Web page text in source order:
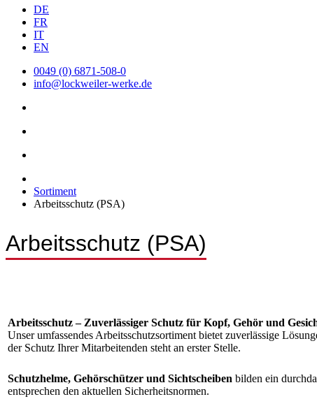
DE
FR
IT
EN
0049 (0) 6871-508-0
info@lockweiler-werke.de
Sortiment
Arbeitsschutz (PSA)
Arbeitsschutz (PSA)
Arbeitsschutz – Zuverlässiger Schutz für Kopf, Gehör und
Unser umfassendes Arbeitsschutzsortiment bietet zuverlässige
der Schutz Ihrer Mitarbeitenden steht an erster Stelle.
Schutzhelme, Gehörschützer und Sichtscheiben bilden ein
entsprechen den aktuellen Sicherheitsnormen.